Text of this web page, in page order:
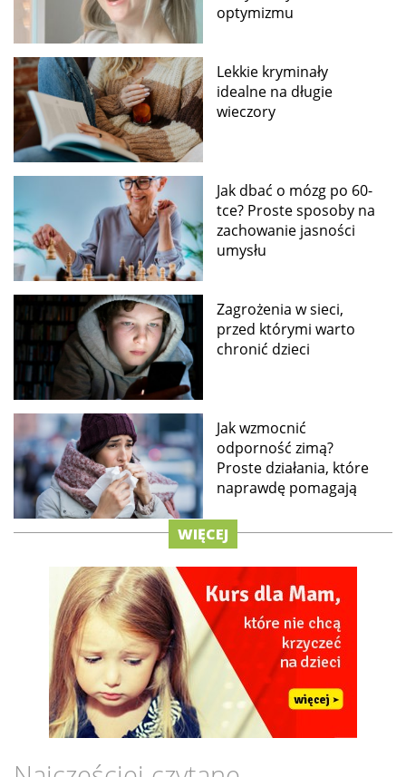
optymizmu
Lekkie kryminały
idealne na długie
wieczory
Jak dbać o mózg po 60-
tce? Proste sposoby na
zachowanie jasności
umysłu
Zagrożenia w sieci,
przed którymi warto
chronić dzieci
Jak wzmocnić
odporność zimą?
Proste działania, które
naprawdę pomagają
WIĘCEJ